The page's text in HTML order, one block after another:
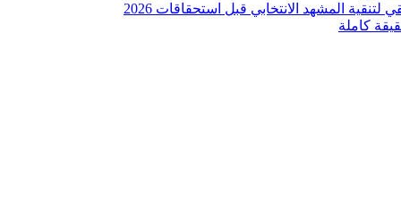
المشهد الانتخابي قبل استحقاقات 2026
كاملة